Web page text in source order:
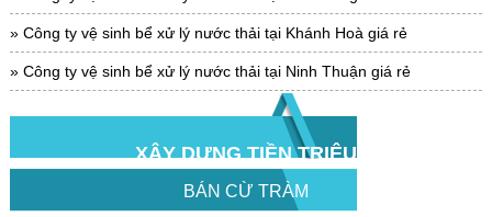
Công ty vệ sinh bể xử lý nước thải tại Khánh Hoà giá rẻ
Công ty vệ sinh bể xử lý nước thải tại Ninh Thuận giá rẻ
XÂY DỰNG TIỀN TRIỆU
BÁN CỪ TRÀM